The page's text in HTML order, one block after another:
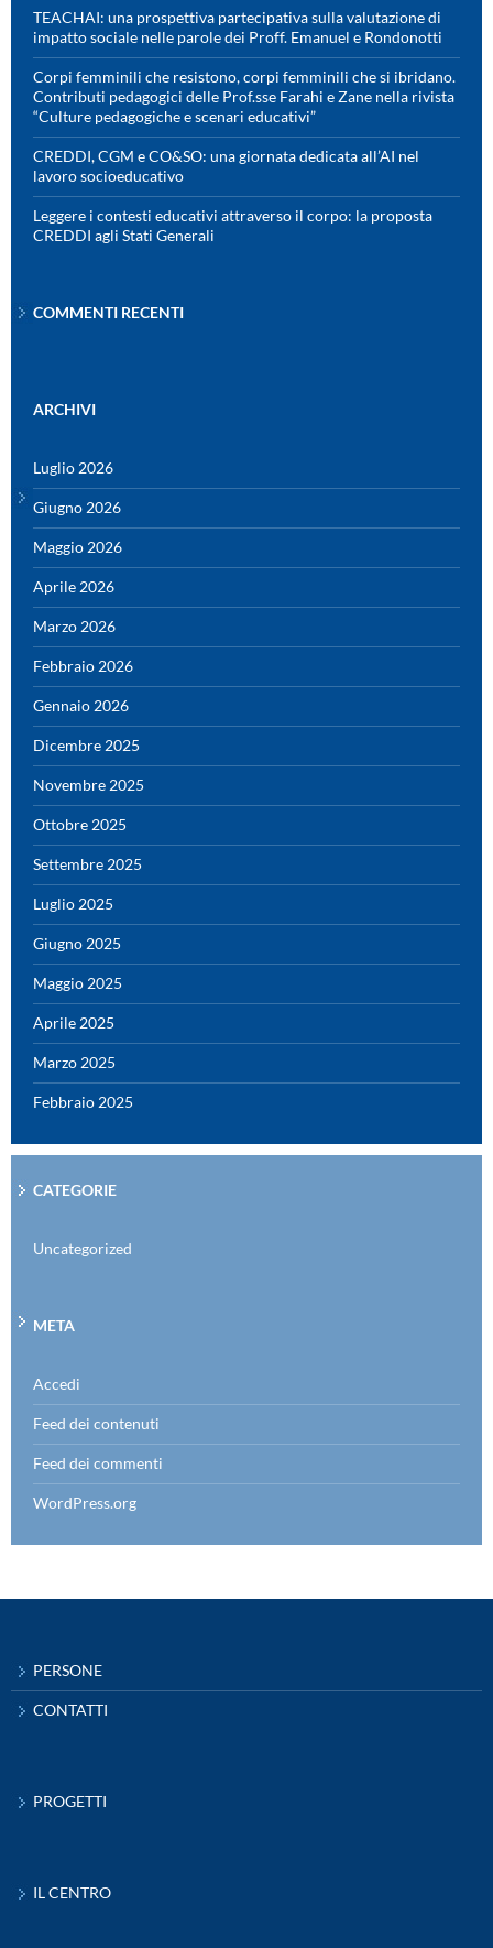
TEACHAI: una prospettiva partecipativa sulla valutazione di
impatto sociale nelle parole dei Proff. Emanuel e Rondonotti
Corpi femminili che resistono, corpi femminili che si ibridano.
Contributi pedagogici delle Prof.sse Farahi e Zane nella rivista
“Culture pedagogiche e scenari educativi”
CREDDI, CGM e CO&SO: una giornata dedicata all’AI nel
lavoro socioeducativo
Leggere i contesti educativi attraverso il corpo: la proposta
CREDDI agli Stati Generali
COMMENTI RECENTI
ARCHIVI
Luglio 2026
Giugno 2026
Maggio 2026
Aprile 2026
Marzo 2026
Febbraio 2026
Gennaio 2026
Dicembre 2025
Novembre 2025
Ottobre 2025
Settembre 2025
Luglio 2025
Giugno 2025
Maggio 2025
Aprile 2025
Marzo 2025
Febbraio 2025
CATEGORIE
Uncategorized
META
Accedi
Feed dei contenuti
Feed dei commenti
WordPress.org
PERSONE
CONTATTI
PROGETTI
IL CENTRO